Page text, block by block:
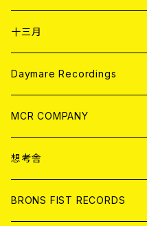
ANALOG
アパレル
CD
ANALOG
十三月
CD
ANALOG
Daymare Recordings
CD
ANALOG
MCR COMPANY
CD
アパレル
想考舎
BRONS FIST RECORDS